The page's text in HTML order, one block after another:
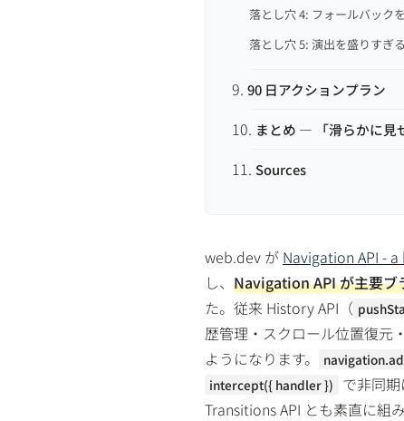
落とし穴 4: フォールバック
落とし穴 5: 演出を盛りすぎる
90 日アクションプラン
まとめ — 「滑らかに見
Sources
web.dev が Navigation API -
し、 Navigation API が主要ブ
た。従来 History API（
歴管理・スクロール位置復元
ようになります。
intercept({ handler }) で非同期
Transitions API とも素直に組